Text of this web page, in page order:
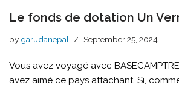
Le fonds de dotation Un
by garudanepal September 25, 2024
Vous avez voyagé avec
avez aimé ce pays attachant. Si,